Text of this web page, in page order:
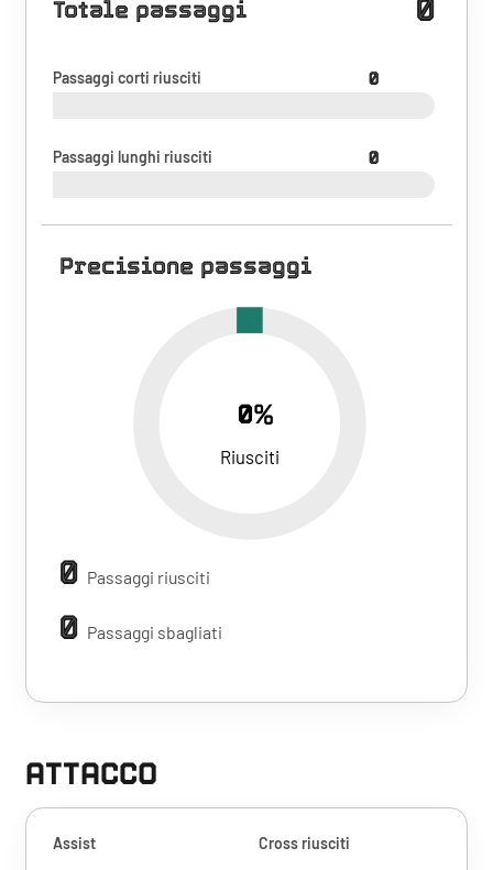
Totale passaggi 0
Passaggi corti riusciti 0
Passaggi lunghi riusciti 0
Precisione passaggi
0%
Riusciti
0 Passaggi riusciti
0 Passaggi sbagliati
ATTACCO
Assist Cross riusciti